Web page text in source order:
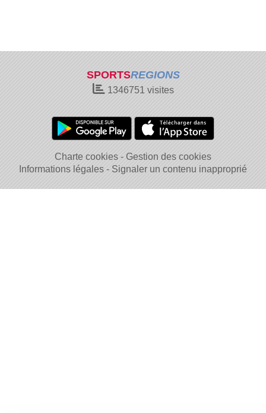
SPORTSREGIONS
1346751 visites
Charte cookies
Gestion des cookies
Informations légales
Signaler un contenu inapproprié